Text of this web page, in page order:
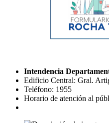
Intendencia
Edificio Central: Gral.
Teléfono: 1955
Horario de atención al